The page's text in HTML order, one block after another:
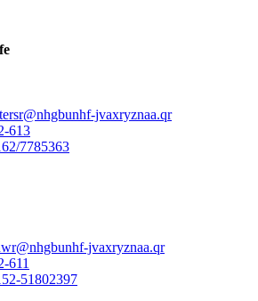
jvaxryznaa.qr
613
7785363
jvaxryznaa.qr
611
51802397